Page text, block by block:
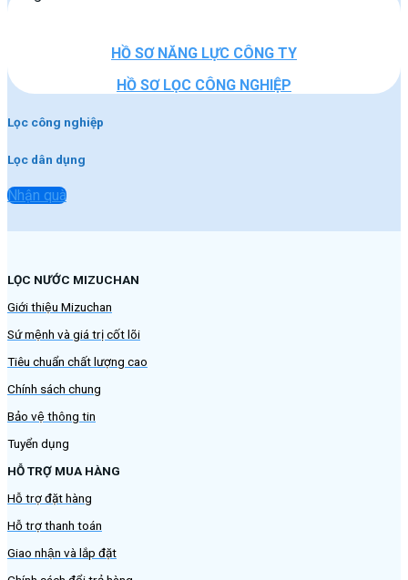
HỒ SƠ NĂNG LỰC CÔNG TY
HỒ SƠ LỌC CÔNG NGHIỆP
Lọc công nghiệp
Lọc dân dụng
Nhận quà
LỌC NƯỚC MIZUCHAN
Giới thiệu Mizuchan
Sứ mệnh và giá trị cốt lõi
Tiêu chuẩn chất lượng cao
Chính sách chung
Bảo vệ thông tin
Tuyển dụng
HỖ TRỢ MUA HÀNG
Hỗ trợ đặt hàng
Hỗ trợ thanh toán
Giao nhận và lắp đặt